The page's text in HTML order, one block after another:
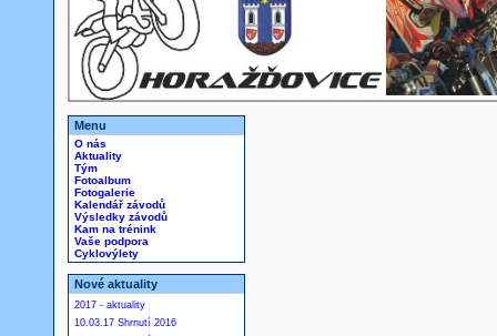
Menu
O nás
Aktuality
Tým
Fotoalbum
Fotogalerie
Kalendář závodů
Výsledky závodů
Kam na trénink
Vaše podpora
Cyklovýlety
Nové aktuality
2017 - aktuality
10.03.17 Shrnutí 2016